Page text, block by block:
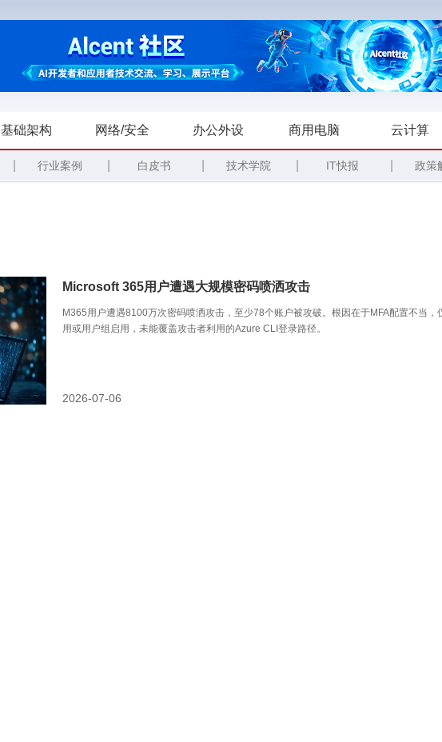
基础架构 网络/安全 办公外设 商用电脑 云计算
行业案例 白皮书 技术学院 IT快报 政策
Microsoft 365用户遭遇大规模密码喷洒攻击
M365用户遭遇8100万次密码喷洒攻击，至少78个账户被攻破。根因在于MFA配置不当，
用或用户组启用，未能覆盖攻击者利用的Azure CLI登录路径。
2026-07-06